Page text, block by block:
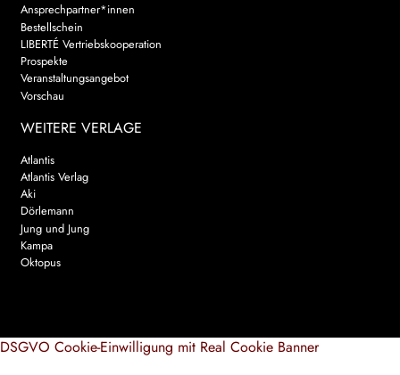
Ansprechpartner*innen
Bestellschein
LIBERTÉ Vertriebskooperation
Prospekte
Veranstaltungsangebot
Vorschau
WEITERE VERLAGE
Atlantis
Atlantis Verlag
Aki
Dörlemann
Jung und Jung
Kampa
Oktopus
DSGVO Cookie-Einwilligung mit Real Cookie Banner